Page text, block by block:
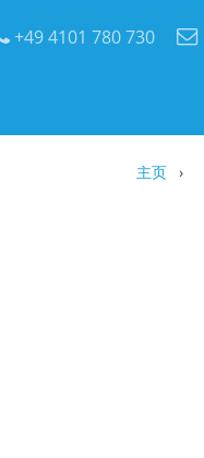
+49 4101 780 730
主页